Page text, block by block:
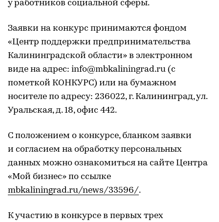
у работников социальной сферы.
Заявки на конкурс принимаются фондом
«Центр поддержки предпринимательства
Калининградской области» в электронном
виде на адрес: info@mbkaliningrad.ru (с
пометкой КОНКУРС) или на бумажном
носителе по адресу: 236022, г. Калининград, ул.
Уральская, д. 18, офис 442.
С положением о конкурсе, бланком заявки
и согласием на обработку персональных
данных можно ознакомиться на сайте Центра
«Мой бизнес» по ссылке
mbkaliningrad.ru/news/33596/.
К участию в конкурсе в первых трех